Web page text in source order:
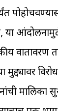
या
वातावरण
मुद्द्यावर